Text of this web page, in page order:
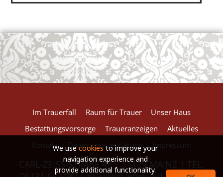
We use cookies to improve your
navigation experience and
provide additional functionality.
powered by WPCookiePro
Im Trauerfall Raum für Trauer
Unser Haus
Bestattungsvorsorge
Traueranzeigen
Aktuelles
Kontakt
Datenschutzerklärung Impressum
CARL-ZEISS-STRAßE 43 | 55129 MAINZ | TEL.